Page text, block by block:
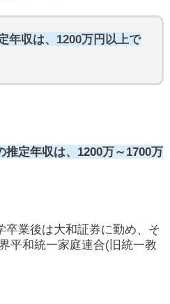
年収は、1200万円以上で
定年収は、1200万～1700万
卒業後は大和証券に勤め、そ
平和統一家庭連合(旧統一教